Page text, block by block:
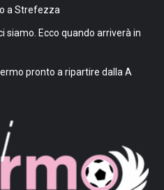
a Strefezza
siamo. Ecco quando arriverà in
pronto a ripartire dalla A